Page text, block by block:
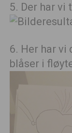
5. Der har vi
6. Her har vi
blåser i